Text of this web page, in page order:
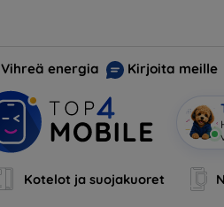
Vihreä energia Kirjoita meille
Kotelot ja suojakuoret